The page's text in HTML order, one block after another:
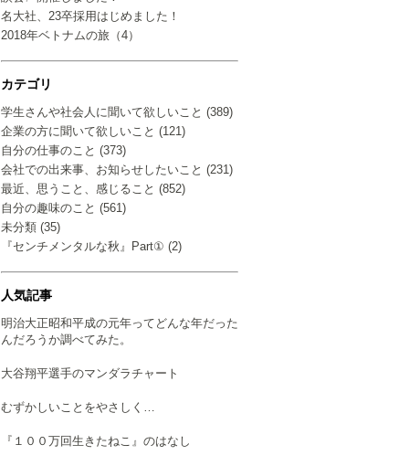
名大社、23卒採用はじめました！
2018年ベトナムの旅（4）
カテゴリ
学生さんや社会人に聞いて欲しいこと (389)
企業の方に聞いて欲しいこと (121)
自分の仕事のこと (373)
会社での出来事、お知らせしたいこと (231)
最近、思うこと、感じること (852)
自分の趣味のこと (561)
未分類 (35)
『センチメンタルな秋』Part① (2)
人気記事
明治大正昭和平成の元年ってどんな年だった
んだろうか調べてみた。
大谷翔平選手のマンダラチャート
むずかしいことをやさしく…
『１００万回生きたねこ』のはなし